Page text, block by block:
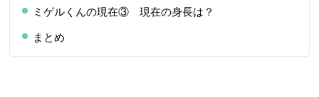
ミゲルくんの現在③ 現在の身長は？
まとめ